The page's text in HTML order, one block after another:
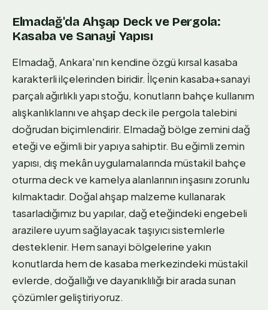
Elmadağ'da Ahşap Deck ve Pergola:
Kasaba ve Sanayi Yapısı
Elmadağ, Ankara'nın kendine özgü kırsal kasaba
karakterli ilçelerinden biridir. İlçenin kasaba+sanayi
parçalı ağırlıklı yapı stoğu, konutların bahçe kullanım
alışkanlıklarını ve ahşap deck ile pergola talebini
doğrudan biçimlendirir. Elmadağ bölge zemini dağ
eteği ve eğimli bir yapıya sahiptir. Bu eğimli zemin
yapısı, dış mekân uygulamalarında müstakil bahçe
oturma deck ve kamelya alanlarının inşasını zorunlu
kılmaktadır. Doğal ahşap malzeme kullanarak
tasarladığımız bu yapılar, dağ eteğindeki engebeli
arazilere uyum sağlayacak taşıyıcı sistemlerle
desteklenir. Hem sanayi bölgelerine yakın
konutlarda hem de kasaba merkezindeki müstakil
evlerde, doğallığı ve dayanıklılığı bir arada sunan
çözümler geliştiriyoruz.